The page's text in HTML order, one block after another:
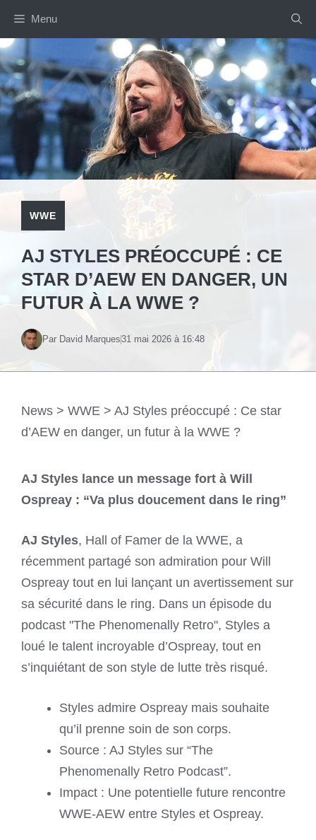
contenu
Menu
WWE
AJ STYLES PRÉOCCUPÉ : CE
STAR D’AEW EN DANGER, UN
FUTUR À LA WWE ?
Par David Marques31 mai 2026 à 16:48
News > WWE > AJ Styles préoccupé : Ce star
d’AEW en danger, un futur à la WWE ?
AJ Styles lance un message fort à Will
Ospreay : “Va plus doucement dans le ring”
AJ Styles, Hall of Famer de la WWE, a
récemment partagé son admiration pour Will
Ospreay tout en lui lançant un avertissement sur
sa sécurité dans le ring. Dans un épisode du
podcast "The Phenomenally Retro", Styles a
loué le talent incroyable d’Ospreay, tout en
s’inquiétant de son style de lutte très risqué.
Styles admire Ospreay mais souhaite
qu’il prenne soin de son corps.
Source : AJ Styles sur “The
Phenomenally Retro Podcast”.
Impact : Une potentielle future rencontre
WWE-AEW entre Styles et Ospreay.